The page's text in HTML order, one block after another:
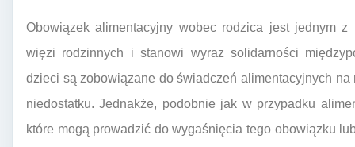
Obowiązek alimentacyjny wobec rodzica jest jednym
więzi rodzinnych i stanowi wyraz solidarności
dzieci są zobowiązane do świadczeń alimentacyjnych
niedostatku. Jednakże, podobnie jak w przypadku
które mogą prowadzić do wygaśnięcia tego obowiązku